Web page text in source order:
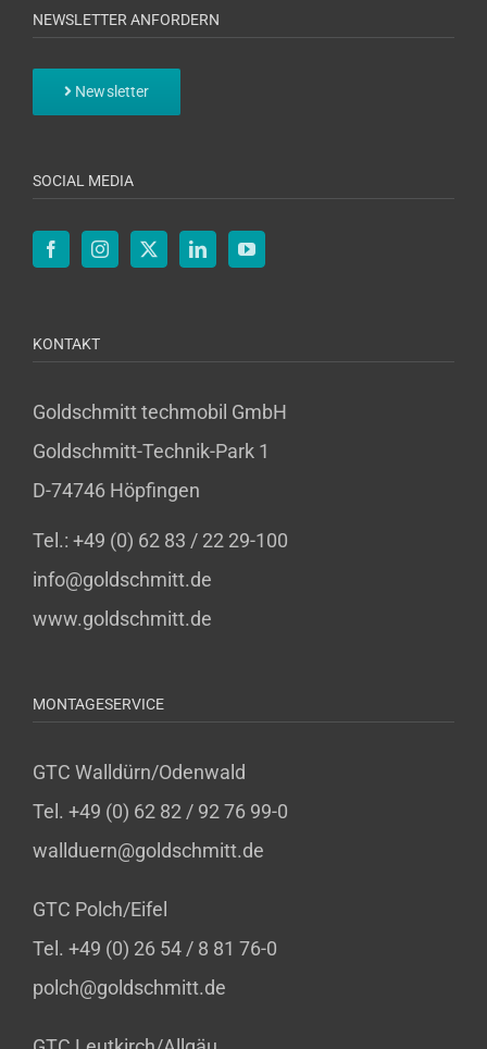
NEWSLETTER ANFORDERN
Newsletter
SOCIAL MEDIA
KONTAKT
Goldschmitt techmobil GmbH
Goldschmitt-Technik-Park 1
D-74746 Höpfingen
Tel.: +49 (0) 62 83 / 22 29-100
info@goldschmitt.de
www.goldschmitt.de
MONTAGESERVICE
GTC Walldürn/Odenwald
Tel. +49 (0) 62 82 / 92 76 99-0
wallduern@goldschmitt.de
GTC Polch/Eifel
Tel. +49 (0) 26 54 / 8 81 76-0
polch@goldschmitt.de